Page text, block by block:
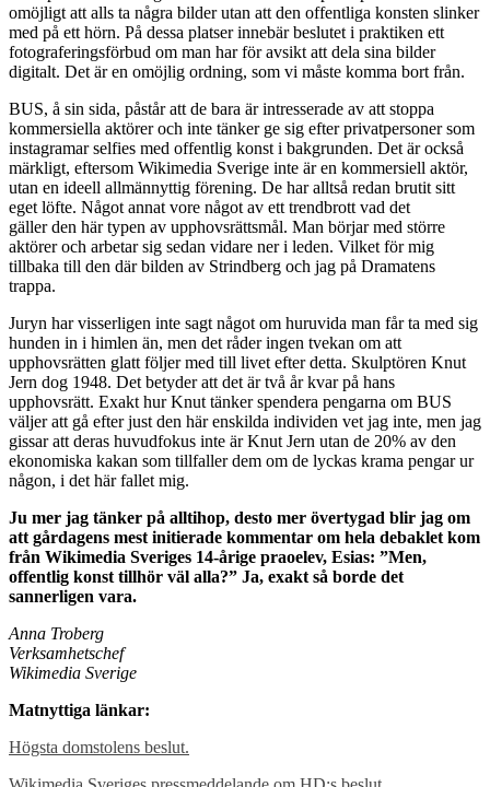
omöjligt att alls ta några bilder utan att den offentliga konsten slinker
med på ett hörn. På dessa platser innebär beslutet i praktiken ett
fotograferingsförbud om man har för avsikt att dela sina bilder
digitalt. Det är en omöjlig ordning, som vi måste komma bort från.
BUS, å sin sida, påstår att de bara är intresserade av att stoppa
kommersiella aktörer och inte tänker ge sig efter privatpersoner som
instagramar selfies med offentlig konst i bakgrunden. Det är också
märkligt, eftersom Wikimedia Sverige inte är en kommersiell aktör,
utan en ideell allmännyttig förening. De har alltså redan brutit sitt
eget löfte. Något annat vore något av ett trendbrott vad det
gäller den här typen av upphovsrättsmål. Man börjar med större
aktörer och arbetar sig sedan vidare ner i leden. Vilket för mig
tillbaka till den där bilden av Strindberg och jag på Dramatens
trappa.
Juryn har visserligen inte sagt något om huruvida man får ta med sig
hunden in i himlen än, men det råder ingen tvekan om att
upphovsrätten glatt följer med till livet efter detta. Skulptören Knut
Jern dog 1948. Det betyder att det är två år kvar på hans
upphovsrätt. Exakt hur Knut tänker spendera pengarna om BUS
väljer att gå efter just den här enskilda individen vet jag inte, men jag
gissar att deras huvudfokus inte är Knut Jern utan de 20% av den
ekonomiska kakan som tillfaller dem om de lyckas krama pengar ur
någon, i det här fallet mig.
Ju mer jag tänker på alltihop, desto mer övertygad blir jag om
att gårdagens mest initierade kommentar om hela debaklet kom
från Wikimedia Sveriges 14-årige praoelev, Esias: ”Men,
offentlig konst tillhör väl alla?” Ja, exakt så borde det
sannerligen vara.
Anna Troberg
Verksamhetschef
Wikimedia Sverige
Matnyttiga länkar:
Högsta domstolens beslut.